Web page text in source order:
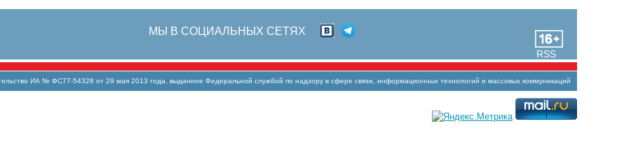
RSS
МЫ В СОЦИАЛЬНЫХ СЕТЯХ
ИА № ФС77-54328 от 29 мая 2013 года, выданное Федеральной службой по надзору в сфере связи, информационных технологий и массовых коммуникаций